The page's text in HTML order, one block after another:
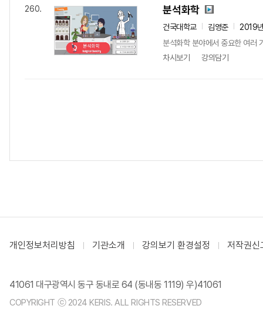
260. 분석화학
건국대학교 김영준
2019
분석화학 분야에서 중요한 여러
차시보기
강의담기
개인정보처리방침 기관소개 강의보기 환경설정 저작권신
41061 대구광역시 동구 동내로 64 (동내동 1119) 우)41061
COPYRIGHT ⓒ 2024 KERIS. ALL RIGHTS RESERVED